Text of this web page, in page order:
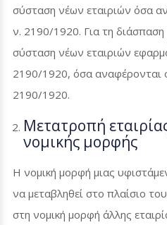
σύσταση νέων εταιριών όσα
ν. 2190/1920. Για τη
σύσταση νέων εταιριών
2190/1920, όσα αναφέρονται
2190/1920.
Μετατροπή
νομικής μορφής
Η νομική μορφή μιας
να μεταβληθεί στο πλαίσιο
στη νομική μορφή άλλης